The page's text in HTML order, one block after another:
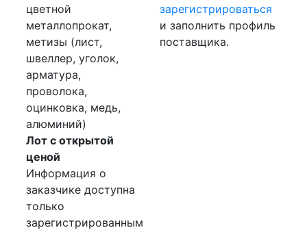
цветной
металлопрокат,
метизы (лист,
швеллер, уголок,
арматура,
проволока,
оцинковка, медь,
алюминий)
Лот с открытой
ценой
Информация о
заказчике доступна
только
зарегистрированным
зарегистрироваться
и заполнить профиль
поставщика.